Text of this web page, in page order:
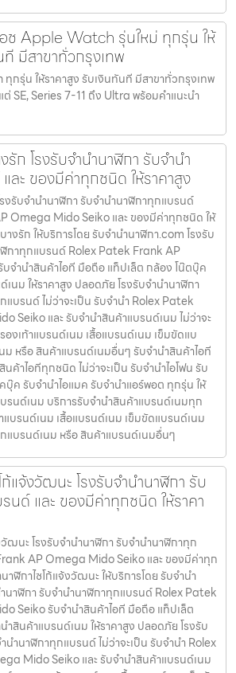
ช Apple Watch รุ่นใหม่ ทุกรุ่น ให้
มีสาขาทั่วกรุงเทพ
กรุ่น ให้ราคาสูง รับเงินทันที มีสาขาทั่วกรุงเทพ
ต่ SE, Series 7-11 ถึง Ultra พร้อมคำแนะนำ
รัก โรงรับจำนำนาฬิกา รับจำนำ
ละ ของมีค่าทุกชนิด ให้ราคาสูง
งรับจำนำนาฬิกา รับจำนำนาฬิกาทุกแบรนด์
Omega Mido Seiko และ ของมีค่าทุกชนิด ให้
างรัก ให้บริการโดย รับจํานํานาฬิกา.com โรงรับ
กาทุกแบรนด์ Rolex Patek Frank AP
จำนำสินค้าไอที มือถือ แท็ปเล็ต กล้อง โน๊ตบุ๊ค
เนม ให้ราคาสูง ปลอดภัย โรงรับจำนำนาฬิกา
บรนด์ ไม่ว่าจะเป็น รับจำนำ Rolex Patek
Seiko และ รับจำนำสินค้าแบรนด์เนม ไม่ว่าจะ
องเท้าแบรนด์เนม เสื้อแบรนด์เนม เข็มขัดแบ
หรือ สินค้าแบรนด์เนมอื่นๆ รับจำนำสินค้าไอที
ค้าไอทีทุกชนิด ไม่ว่าจะเป็น รับจำนำไอโฟน รับ
บุ๊ค รับจำนำไอแมค รับจำนำแอร์พอต ทุกรุ่น ให้
รนด์เนม บริการรับจำนำสินค้าแบรนด์เนมทุก
แบรนด์เนม เสื้อแบรนด์เนม เข็มขัดแบรนด์เนม
แบรนด์เนม หรือ สินค้าแบรนด์เนมอื่นๆ
ก้แจ้งวัฒนะ โรงรับจำนำนาฬิกา รับ
นด์ และ ของมีค่าทุกชนิด ให้ราคา
ฒนะ โรงรับจำนำนาฬิกา รับจำนำนาฬิกาทุก
AP Omega Mido Seiko และ ของมีค่าทุก
าฬิกาไซโก้แจ้งวัฒนะ ให้บริการโดย รับจํานํา
นาฬิกา รับจำนำนาฬิกาทุกแบรนด์ Rolex Patek
Seiko รับจำนำสินค้าไอที มือถือ แท็ปเล็ต
ำสินค้าแบรนด์เนม ให้ราคาสูง ปลอดภัย โรงรับ
นำนาฬิกาทุกแบรนด์ ไม่ว่าจะเป็น รับจำนำ Rolex
Mido Seiko และ รับจำนำสินค้าแบรนด์เนม